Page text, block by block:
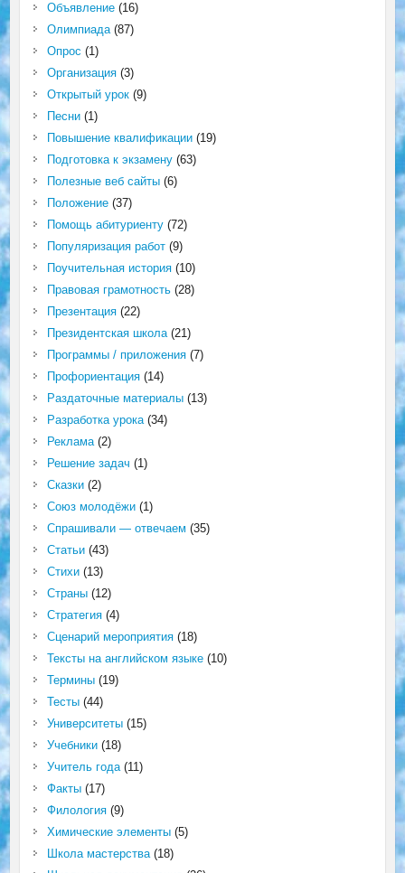
Объявление(16)
Олимпиада(87)
Опрос (1)
Организация(3)
Открытый урок(9)
Песни(1)
Повышение квалификации(19)
Подготовка к экзамену(63)
Полезные веб сайты(6)
Положение(37)
Помощь абитуриенту(72)
Популяризация работ(9)
Поучительная история(10)
Правовая грамотность(28)
Презентация(22)
Президентская школа(21)
Программы / приложения(7)
Профориентация(14)
Раздаточные материалы(13)
Разработка урока(34)
Реклама(2)
Решение задач (1)
Сказки(2)
Союз молодёжи(1)
Спрашивали — отвечаем (35)
Статьи(43)
Стихи(13)
Страны(12)
Стратегия(4)
Сценарий мероприятия(18)
Тексты на английском языке(10)
Термины(19)
Тесты(44)
Университеты(15)
Учебники(18)
Учитель года(11)
Факты(17)
Филология(9)
Химические элементы(5)
Школа мастерства(18)